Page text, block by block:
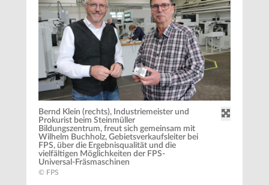
Bernd Klein (rechts), Industriemeister und
Prokurist beim Steinmüller
Bildungszentrum, freut sich gemeinsam mit
Wilhelm Buchholz, Gebietsverkaufsleiter bei
FPS, über die Ergebnisqualität und die
vielfältigen Möglichkeiten der FPS-
Universal-Fräsmaschinen
© FPS